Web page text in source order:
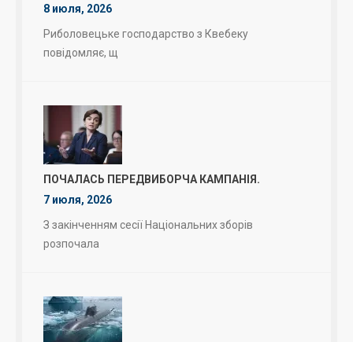
8 июля, 2026
Риболовецьке господарство з Квебеку
повідомляє, щ
ПОЧАЛАСЬ ПЕРЕДВИБОРЧА КАМПАНІЯ.
7 июля, 2026
З закінченням сесії Національних зборів
розпочала